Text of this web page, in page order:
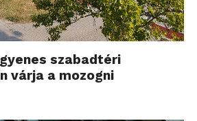
szabadtéri
várja a mozogni